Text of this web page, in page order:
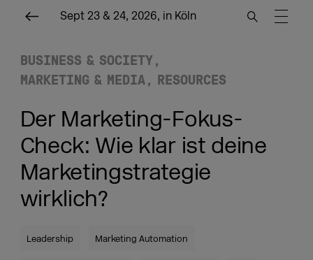
Sept 23 & 24, 2026, in Köln
BUSINESS & SOCIETY
MARKETING & MEDIA
RESOURCES
Der Marketing-Fokus-
Check: Wie klar ist deine
Marketingstrategie
wirklich?
Leadership Marketing Automation